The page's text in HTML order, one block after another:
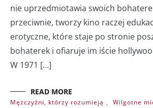
nie uprzedmiotawia swoich
przeciwnie, tworzy kino raczej
erotyczne, które staje po stronie
bohaterek i ofiaruje im iście
W 1971 […]
READ MORE
Mężczyźni, którzy rozumieją , Wilgotne